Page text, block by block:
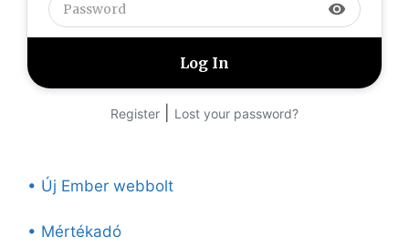
visibility
Register Lost your password?
• Új Ember webbolt
• Mértékadó